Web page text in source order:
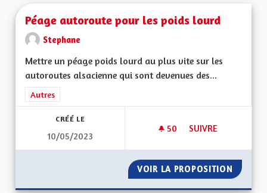
Péage autoroute pour les poids lourd
Stephane
Mettre un péage poids lourd au plus vite sur les
autoroutes alsacienne qui sont devenues des...
Filtrer les résultats de la catégorie : Autres
Autres
CRÉÉ LE
10/05/2023
50 50 ABONNÉS
SUIVRE
VOIR LA PROPOSITION